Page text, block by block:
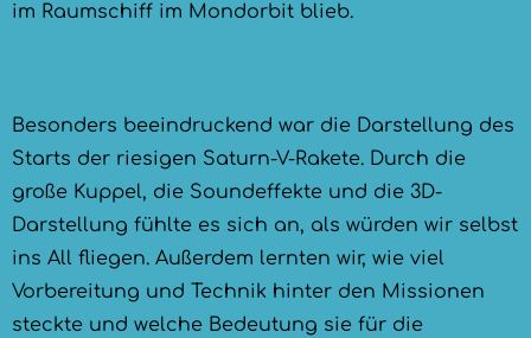
im Raumschiff im Mondorbit blieb.
Besonders beeindruckend war die Darstellung des
Starts der riesigen Saturn-V-Rakete. Durch die
große Kuppel, die Soundeffekte und die 3D-
Darstellung fühlte es sich an, als würden wir selbst
ins All fliegen. Außerdem lernten wir, wie viel
Vorbereitung und Technik hinter den Missionen
steckte und welche Bedeutung sie für die